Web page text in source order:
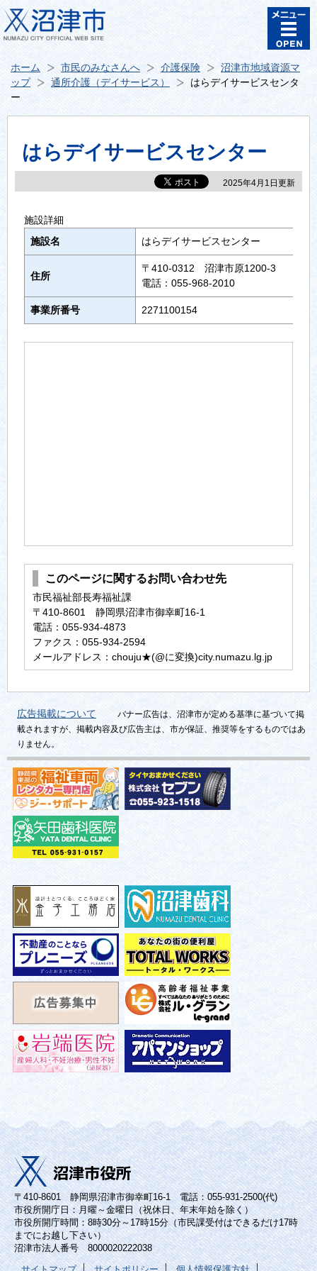
ホーム 市民のみなさんへ 介護保険
沼津市地域資源マ
ップ
通所介護（デイサービス）
はらデイサービスセンタ
ー
はらデイサービスセンター
2025年4月1日更新
施設詳細
施設名
はらデイサービスセンター
住所
〒410-0312 沼津市原1200-3
電話：055-968-2010
事業所番号 2271100154
このページに関するお問い合わせ先
市民福祉部長寿福祉課
〒410-8601 静岡県沼津市御幸町16-1
電話：055-934-4873
ファクス：055-934-2594
メールアドレス：chouju★(@に変換)city.numazu.lg.jp
広告掲載について
バナー広告は、沼津市が定める基準に基づいて掲
載されますが、掲載内容及び広告主は、市が保証、推奨等をするものではあ
りません。
〒410-8601 静岡県沼津市御幸町16-1 電話：055-931-2500(代)
市役所開庁日：月曜～金曜日（祝休日、年末年始を除く）
市役所開庁時間：8時30分～17時15分（市民課受付はできるだけ17時
までにお越し下さい）
沼津市法人番号 8000020222038